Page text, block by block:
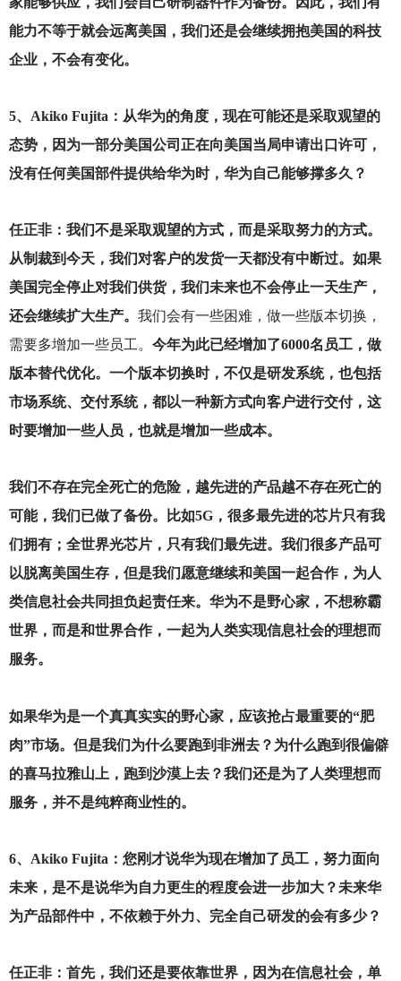
能力不等于就会远离美国，我们还是会继续拥抱美国的科技
企业，不会有变化。
5、Akiko Fujita：从华为的角度，现在可能还是采取观望的
态势，因为一部分美国公司正在向美国当局申请出口许可，
没有任何美国部件提供给华为时，华为自己能够撑多久？
任正非：我们不是采取观望的方式，而是采取努力的方式。
从制裁到今天，我们对客户的发货一天都没有中断过。如果
美国完全停止对我们供货，我们未来也不会停止一天生产，
还会继续扩大生产。 我们会有一些困难，做一些版本切换，
需要多增加一些员工。 今年为此已经增加了6000名员工，做
版本替代优化。一个版本切换时，不仅是研发系统，也包括
市场系统、交付系统，都以一种新方式向客户进行交付，这
时要增加一些人员，也就是增加一些成本。
我们不存在完全死亡的危险，越先进的产品越不存在死亡的
可能，我们已做了备份。比如5G，很多最先进的芯片只有我
们拥有；全世界光芯片，只有我们最先进。我们很多产品可
以脱离美国生存，但是我们愿意继续和美国一起合作，为人
类信息社会共同担负起责任来。华为不是野心家，不想称霸
世界，而是和世界合作，一起为人类实现信息社会的理想而
服务。
如果华为是一个真真实实的野心家，应该抢占最重要的“肥
肉”市场。但是我们为什么要跑到非洲去？为什么跑到很偏僻
的喜马拉雅山上，跑到沙漠上去？我们还是为了人类理想而
服务，并不是纯粹商业性的。
6、Akiko Fujita：您刚才说华为现在增加了员工，努力面向
未来，是不是说华为自力更生的程度会进一步加大？未来华
为产品部件中，不依赖于外力、完全自己研发的会有多少？
任正非：首先，我们还是要依靠世界，因为在信息社会，单